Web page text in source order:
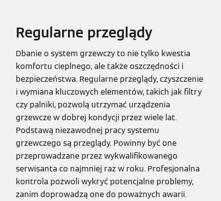
Regularne przeglądy
Dbanie o system grzewczy to nie tylko kwestia
komfortu cieplnego, ale także oszczędności i
bezpieczeństwa. Regularne przeglądy, czyszczenie
i wymiana kluczowych elementów, takich jak filtry
czy palniki, pozwolą utrzymać urządzenia
grzewcze w dobrej kondycji przez wiele lat.
Podstawą niezawodnej pracy systemu
grzewczego są przeglądy. Powinny być one
przeprowadzane przez wykwalifikowanego
serwisanta co najmniej raz w roku. Profesjonalna
kontrola pozwoli wykryć potencjalne problemy,
zanim doprowadzą one do poważnych awarii.